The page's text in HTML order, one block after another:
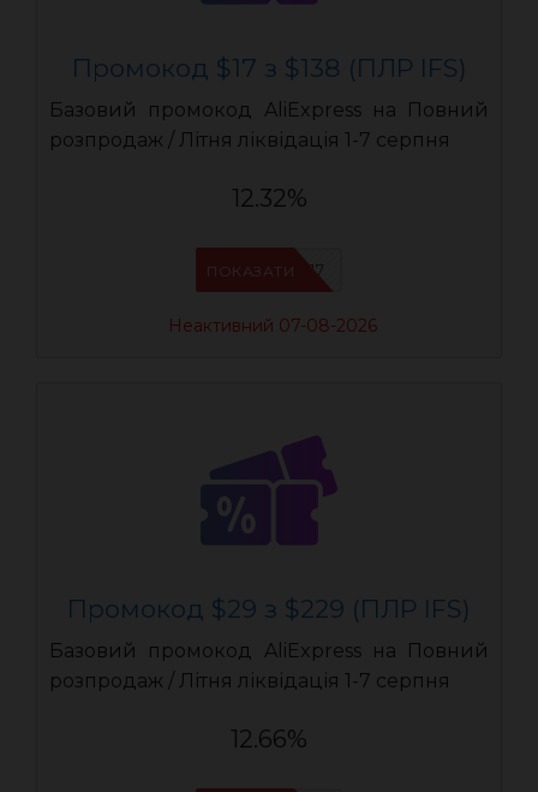
Промокод $17 з $138 (ПЛР IFS)
Базовий промокод AliExpress на Повний
розпродаж / Літня ліквідація 1-7 серпня
12.32%
IFSCDUA17
ПОКАЗАТИ
Неактивний 07-08-2026
Промокод $29 з $229 (ПЛР IFS)
Базовий промокод AliExpress на Повний
розпродаж / Літня ліквідація 1-7 серпня
12.66%